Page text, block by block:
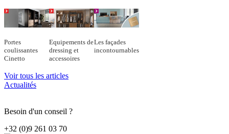
Portes
coulissantes
Cinetto
Equipements de
dressing et
accessoires
Les façades
incontournables
Voir tous les articles
Actualités
Besoin d'un conseil ?
+32 (0)9 261 03 70